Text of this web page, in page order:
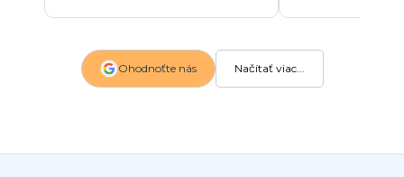
Ohodnoťte nás Načítať viac...